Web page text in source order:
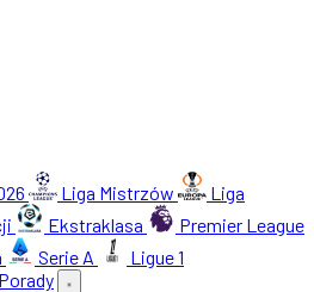
Liga Mistrzów
Liga
Ekstraklasa
Premier League
Serie A
Ligue 1
Porady